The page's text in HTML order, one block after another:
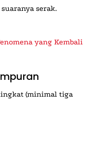
serak.
yang Kembali
(minimal tiga